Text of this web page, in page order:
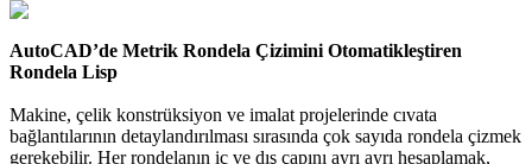
AutoCAD’de Metrik Rondela Çizimini Otomatikleştiren
Rondela Lisp
Makine, çelik konstrüksiyon ve imalat projelerinde cıvata
bağlantılarının detaylandırılması sırasında çok sayıda rondela çizmek
gerekebilir. Her rondelanın iç ve dış çapını ayrı ayrı hesaplamak,